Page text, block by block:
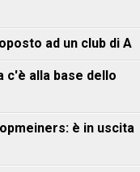
ad un club di A
c'è alla base dello
è in uscita